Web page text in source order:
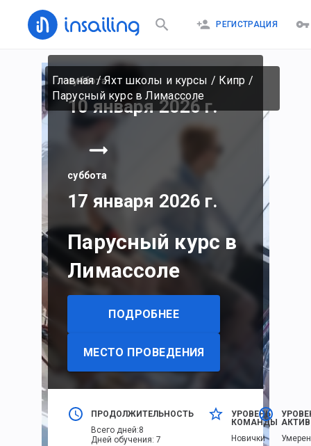
РЕГИСТРАЦИЯ
Главная/Яхт школы и курсы / Кипр /
Парусный курс в Лимассоле
суббота
10 января 2026 г.
суббота
17 января 2026 г.
Парусный курс в
Лимассоле
ПОДРОБНЕЕ
МЕСТО ПРОВЕДЕНИЯ
ПРОДОЛЖИТЕЛЬНОСТЬ
Всего дней:8
Дней обучения:7
УРОВЕНЬ
КОМАНДЫ
Новички